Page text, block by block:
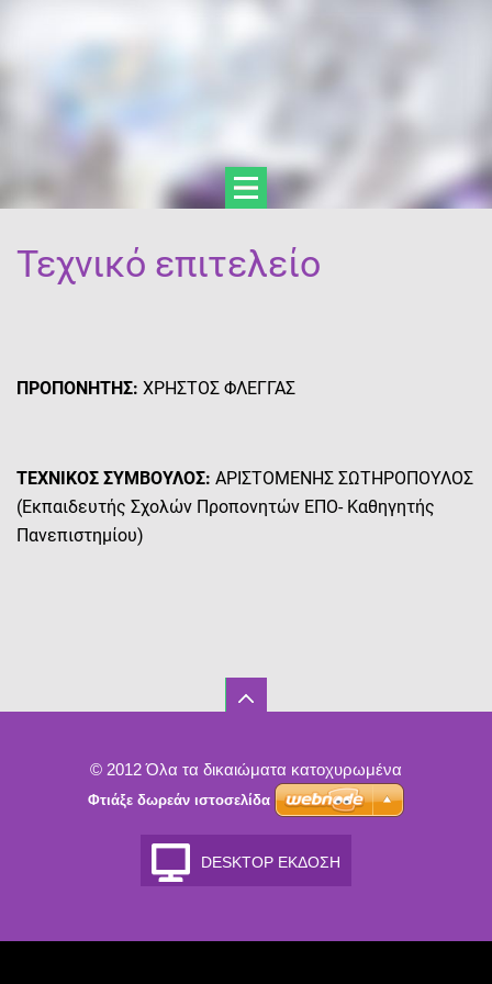
Τεχνικό επιτελείο
ΠΡΟΠΟΝΗΤΗΣ: ΧΡΗΣΤΟΣ ΦΛΕΓΓΑΣ
ΤΕΧΝΙΚΟΣ ΣΥΜΒΟΥΛΟΣ: ΑΡΙΣΤΟΜΕΝΗΣ ΣΩΤΗΡΟΠΟΥΛΟΣ
(Εκπαιδευτής Σχολών Προπονητών ΕΠΟ- Καθηγητής
Πανεπιστημίου)
© 2012 Όλα τα δικαιώματα κατοχυρωμένα
Φτιάξε δωρεάν ιστοσελίδα
DESKTOP ΈΚΔΟΣΗ